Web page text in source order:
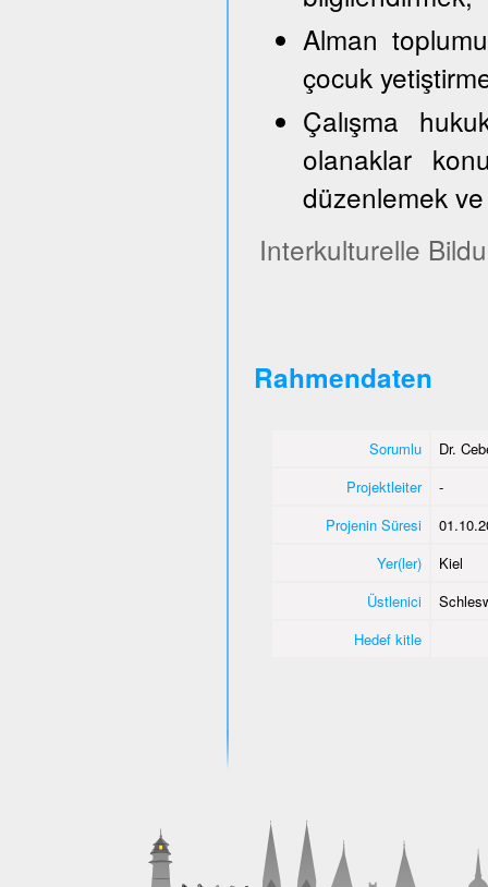
Alman
çocuk
Çalışma
olanaklar
düzenlemek
Interkulturelle
Rahmendaten
Sorumlu
Dr.
Projektleiter
-
Projenin Süresi
Yer(ler)
Kiel
Üstlenici
Hedef kitle